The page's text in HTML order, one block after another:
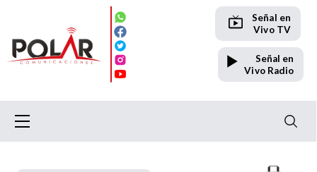
Señal en
Vivo TV
Señal en
Vivo Radio